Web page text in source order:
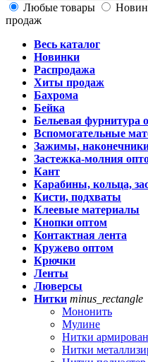
Любые товары
продаж
Весь каталог
Новинки
Распродажа
Хиты продаж
Бахрома
Бейка
Бельевая фурнитура
Вспомогательные
Зажимы,
Застежка-молния
Кант
Карабины, кольца,
Кисти, подхваты
Клеевые материалы
Кнопки оптом
Контактная лента
Кружево оптом
Крючки
Ленты
Люверсы
Нитки minus_rectangle
Мононить
Мулине
Нитки
Нитки